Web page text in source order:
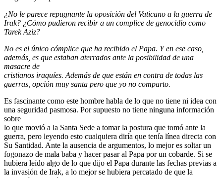
¿No le parece repugnante la oposición del Vaticano a la guerra de
Irak? ¿Cómo pudieron recibir a un complice de genocidio como
Tarek Aziz?
No es el único cómplice que ha recibido el Papa. Y en ese caso,
además, es que estaban aterrados ante la posibilidad de una
masacre de
cristianos iraquíes. Además de que están en contra de todas las
guerras, opción muy santa pero que yo no comparto.
Es fascinante como este hombre habla de lo que no tiene ni idea con
una seguridad pasmosa. Por supuesto no tiene ninguna información
sobre
lo que movió a la Santa Sede a tomar la postura que tomó ante la
guerra, pero leyendo esto cualquiera diría que tenía línea directa con
Su Santidad. Ante la ausencia de argumentos, lo mejor es soltar un
fogonazo de mala baba y hacer pasar al Papa por un cobarde. Si se
hubiera leído algo de lo que dijo el Papa durante las fechas previas a
la invasión de Irak, a lo mejor se hubiera percatado de que la